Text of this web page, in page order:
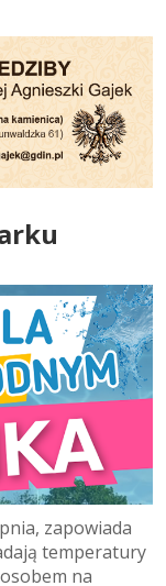
zapowiada
temperatury
na